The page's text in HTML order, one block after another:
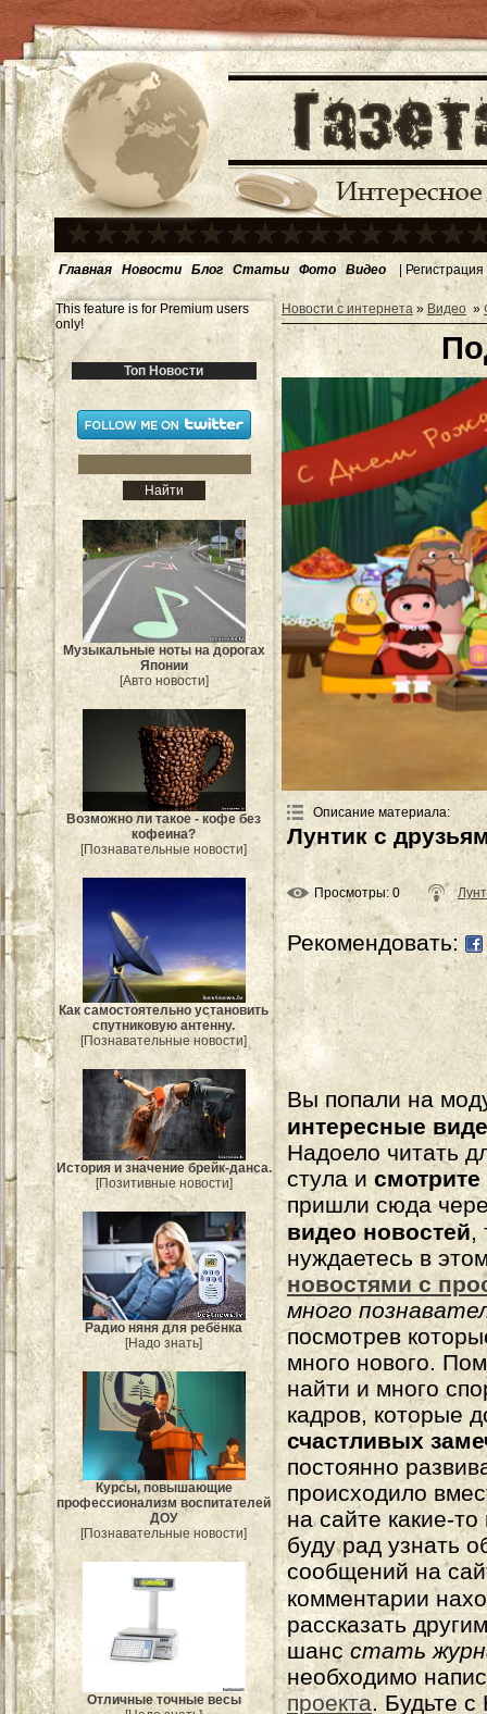
Главная Новости Блог Статьи Фото Видео | Регистрация
This feature is for Premium users
only!
Топ Новости
Музыкальные ноты на дорогах
Японии
[Авто новости]
Возможно ли такое - кофе без
кофеина?
[Познавательные новости]
Как самостоятельно установить
спутниковую антенну.
[Познавательные новости]
История и значение брейк-данса.
[Позитивные новости]
Радио няня для ребёнка
[Надо знать]
Курсы, повышающие
профессионализм воспитателей
ДОУ
[Познавательные новости]
Отличные точные весы
Новости с интернета » Видео »
Описание материала:
Лунтик с
Просмотры: 0
Рекомендовать:
Вы попали на
интересные
Надоело читать
стула и
пришли сюда
видео новостей,
нуждаетесь в
новостями с
много
посмотрев
много нового.
найти и много
кадров, которые
счастливых
постоянно
происходило
на сайте какие-
буду рад узнать
сообщений на
комментарии
рассказать
шанс стать
необходимо
проекта. Будьте